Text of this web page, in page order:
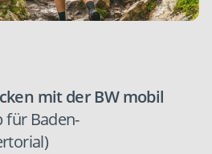
mit der BW mobil
für Baden-